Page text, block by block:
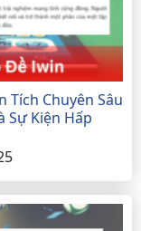
Tích Chuyên Sâu
Sự Kiện Hấp